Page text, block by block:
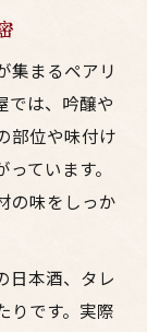
集まるペアリ
では、吟醸や
部位や味付け
ています。
の味をしっか
日本酒、タレ
りです。実際